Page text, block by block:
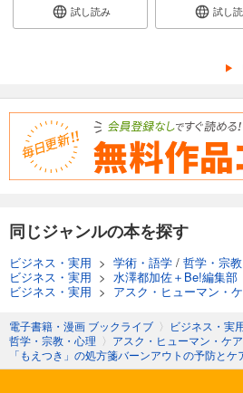
試し読み 試し
同じジャンルの本を探す
ビジネス・実用 > 学術・語学 / 哲学・宗
ビジネス・実用 > 水澤都加佐＋Be!編集部
ビジネス・実用 > アスク・ヒューマン・
電子書籍・漫画 ブックライブ 〉 ビジネス・実
哲学・宗教・心理 〉 アスク・ヒューマン・ケア
「もえつき」の処方箋バーンアウトの予防とケ